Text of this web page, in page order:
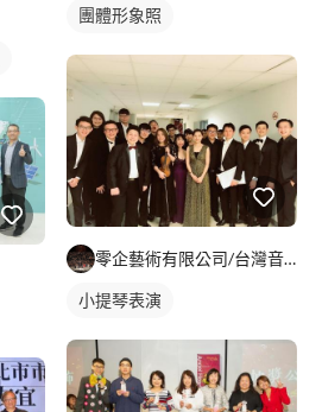
團體形象照
零企藝術有限公司/台灣音樂世紀樂團
小提琴表演